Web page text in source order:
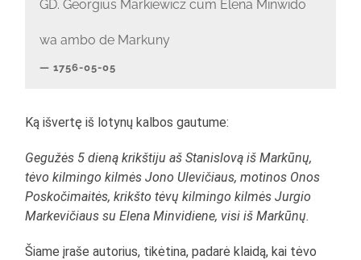
GD. Georgius Markiewicz cum Elena Minwido
wa ambo de Markuny
1756-05-05
Ką išvertę iš lotynų kalbos gautume:
Gegužės 5 dieną krikštiju aš Stanislovą iš Markūnų,
tėvo kilmingo kilmės Jono Ulevičiaus, motinos Onos
Poskočimaitės, krikšto tėvų kilmingo kilmės Jurgio
Markevičiaus su Elena Minvidiene, visi iš Markūnų.
Šiame įraše autorius, tikėtina, padarė klaidą, kai tėvo